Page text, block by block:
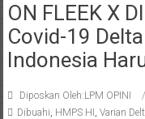
ON FLEEK X
Covid-19
Indonesia
Diposkan Oleh:LPM OPINI
Dibuahi, HMPS HI , Varian